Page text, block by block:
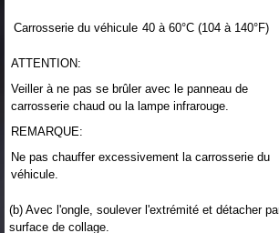
Carrosserie du véhicule 40 à 60°C (104 à 140°F)
ATTENTION:
Veiller à ne pas se brûler avec le panneau de
carrosserie chaud ou la lampe infrarouge.
REMARQUE:
Ne pas chauffer excessivement la carrosserie du
véhicule.
(b) Avec l'ongle, soulever l'extrémité et détacher
surface de collage.